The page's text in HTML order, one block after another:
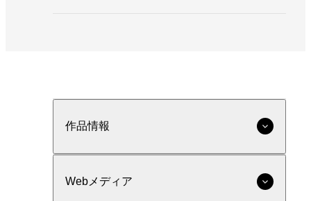
作品情報
Webメディア